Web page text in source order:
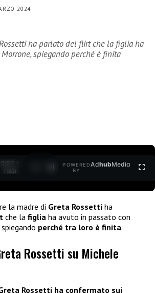
2024
ha parlato del flirt che la figlia ha
spiegando perché è finita
0:28 /
1:40
POWERED
BY
AdhubMedia
la madre di Greta Rossetti ha
che la figlia ha avuto in passato con
, spiegando perché tra loro è finita.
Rossetti su Michele
Rossetti ha confermato sui